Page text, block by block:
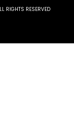
RIGHTS RESERVED